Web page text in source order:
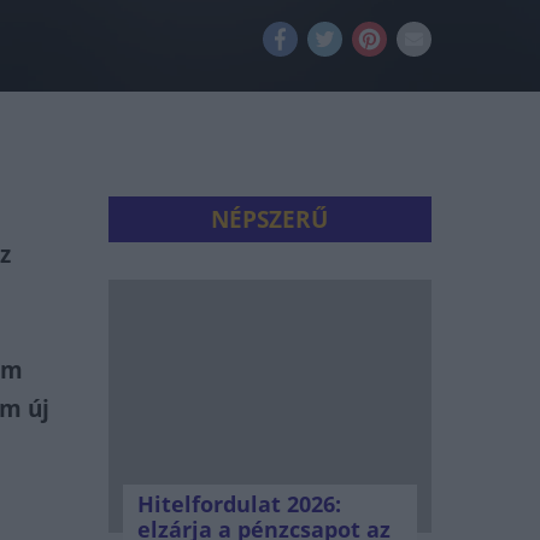
új
NÉPSZERŰ
Hitelfordulat 2026:
elzárja a pénzcsapot az